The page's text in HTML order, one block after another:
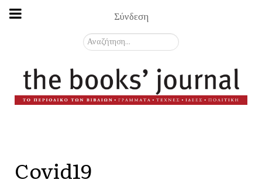
Σύνδεση
Αναζήτηση...
Covid19